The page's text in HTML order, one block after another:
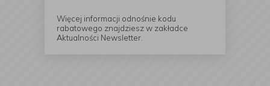
Więcej informacji odnośnie kodu
rabatowego znajdziesz w zakładce
Aktualności Newsletter.